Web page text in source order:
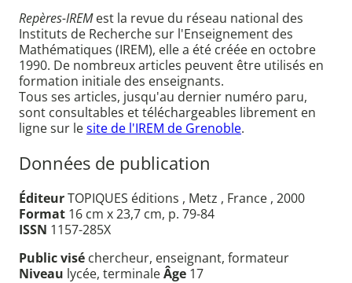
Repères-IREMest la revue du réseau national des
Instituts de Recherche sur l'Enseignement des
Mathématiques (IREM), elle a été créée en octobre
1990. De nombreux articles peuvent être utilisés en
formation initiale des enseignants.
Tous ses articles, jusqu'au dernier numéro paru,
sont consultables et téléchargeables librement en
ligne sur lesite de l'IREM de Grenoble.
Données de publication
ÉditeurTOPIQUES éditions , Metz , France , 2000
Format 16 cm x 23,7 cm, p. 79-84
ISSN 1157-285X
Public visé chercheur, enseignant, formateur
Niveau lycée, terminaleÂge 17